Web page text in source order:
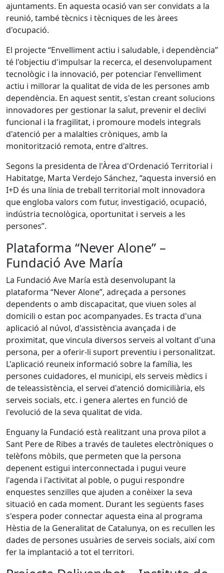
ajuntaments. En aquesta ocasió van ser convidats a la
reunió, també tècnics i tècniques de les àrees
d'ocupació.
El projecte “Envelliment actiu i saludable, i dependència”
té l'objectiu d'impulsar la recerca, el desenvolupament
tecnològic i la innovació, per potenciar l'envelliment
actiu i millorar la qualitat de vida de les persones amb
dependència. En aquest sentit, s'estan creant solucions
innovadores per gestionar la salut, prevenir el declivi
funcional i la fragilitat, i promoure models integrals
d'atenció per a malalties cròniques, amb la
monitorització remota, entre d'altres.
Segons la presidenta de l'Àrea d'Ordenació Territorial i
Habitatge, Marta Verdejo Sánchez, “aquesta inversió en
I+D és una línia de treball territorial molt innovadora
que engloba valors com futur, investigació, ocupació,
indústria tecnològica, oportunitat i serveis a les
persones”.
Plataforma “Never Alone” –
Fundació Ave María
La Fundació Ave María està desenvolupant la
plataforma “Never Alone”, adreçada a persones
dependents o amb discapacitat, que viuen soles al
domicili o estan poc acompanyades. Es tracta d'una
aplicació al núvol, d'assistència avançada i de
proximitat, que vincula diversos serveis al voltant d'una
persona, per a oferir-li suport preventiu i personalitzat.
L'aplicació reuneix informació sobre la família, les
persones cuidadores, el municipi, els serveis mèdics i
de teleassistència, el servei d'atenció domiciliària, els
serveis socials, etc. i genera alertes en funció de
l'evolució de la seva qualitat de vida.
Enguany la Fundació està realitzant una prova pilot a
Sant Pere de Ribes a través de tauletes electròniques o
telèfons mòbils, que permeten que la persona
depenent estigui interconnectada i pugui veure
l'agenda i l'activitat al poble, o pugui respondre
enquestes senzilles que ajuden a conèixer la seva
situació en cada moment. Durant les següents fases
s'espera poder connectar aquesta eina al programa
Hèstia de la Generalitat de Catalunya, on es recullen les
dades de persones usuàries de serveis socials, així com
fer la implantació a tot el territori.